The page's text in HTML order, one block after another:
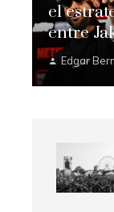
el
entre
Edgar